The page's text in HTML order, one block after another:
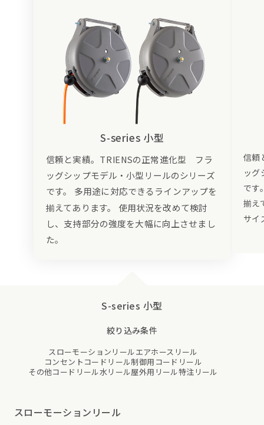
S-series 小型
信頼と実績。TRIENSの正常進化型 フラ
ッグシップモデル・小型リールのシリーズ
です。 多用途に対応できるラインアップを
揃えてあります。 使用状況を改めて検討
し、支持部分の強度を大幅に向上させまし
た。
信頼
ッグ
です
揃え
サイ
S-series 小型
絞り込み条件
スローモーションリールエアホースリール
コンセントコードリール制御用コードリール
その他コードリール水リール屋外用リール特注リール
スローモーションリール